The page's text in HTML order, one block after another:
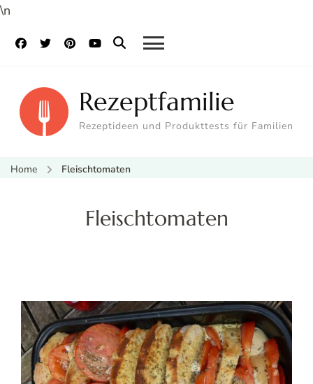
\n
Rezeptfamilie
Rezeptideen und Produkttests für Familien
Home Fleischtomaten
Fleischtomaten